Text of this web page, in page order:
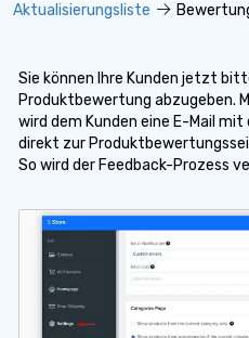
Aktualisierungsliste
Sie können Ihre Kunden jetzt
Produktbewertung abzugeben.
wird dem Kunden eine E-Mail
direkt zur
So wird der Feedback-Prozess